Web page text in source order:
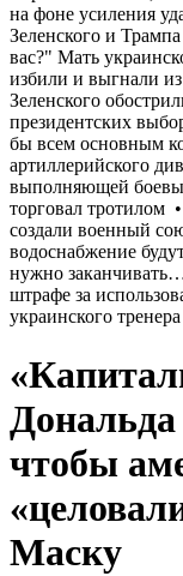
Дональда
чтобы
Маску